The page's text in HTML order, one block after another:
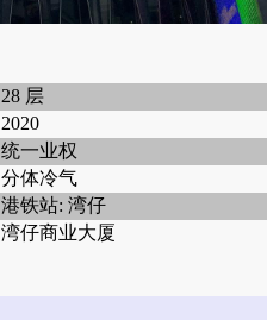
28 层
2020
统一业权
分体冷气
港铁站: 湾仔
湾仔商业大厦